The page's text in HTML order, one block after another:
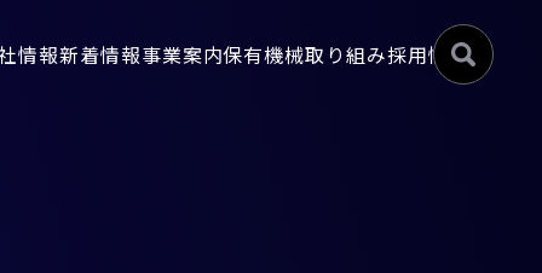
情報新着情報事業案内保有機械取り組み採用情報